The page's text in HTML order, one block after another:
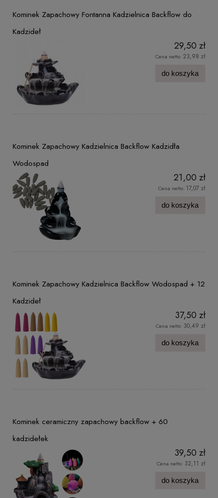
Kominek Zapachowy Fontanna Kadzielnica Backflow do
Kadzideł
29,50 zł
Cena netto: 23,98 zł
do koszyka
Kominek Zapachowy Kadzielnica Backflow Kadzidła
Wodospad
21,00 zł
Cena netto: 17,07 zł
do koszyka
Kominek Zapachowy Kadzielnica Backflow Wodospad + 12
Kadzideł
37,50 zł
Cena netto: 30,49 zł
do koszyka
Kominek ceramiczny zapachowy backflow + 60
kadzidełek
39,50 zł
Cena netto: 32,11 zł
do koszyka